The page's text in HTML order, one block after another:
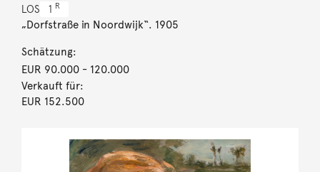
LOS 1 R
„Dorfstraße in Noordwijk“. 1905
Schätzung:
EUR 90.000- 120.000
Verkauft für:
EUR 152.500